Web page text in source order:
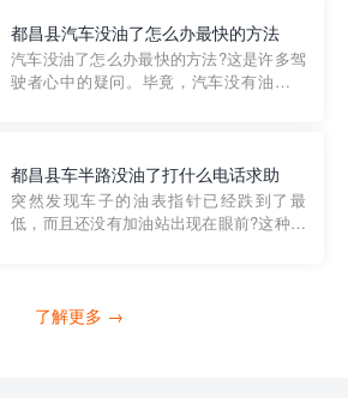
的送油师傅，解决没油的紧急情况。 首
先，让我们来了解一下穿...
都昌县汽车没油了怎么办最快的方法
汽车没油了怎么办最快的方法?这是许多驾
驶者心中的疑问。毕竟，汽车没有油就无
越者小程序是一款专门解决汽车没油问题
的在线服务平台。通过...
都昌县车半路没油了打什么电话求助
突然发现车子的油表指针已经跌到了最
低，而且还没有加油站出现在眼前?这种情
打4006363122请求送油人员来帮助你。
了解更多 →